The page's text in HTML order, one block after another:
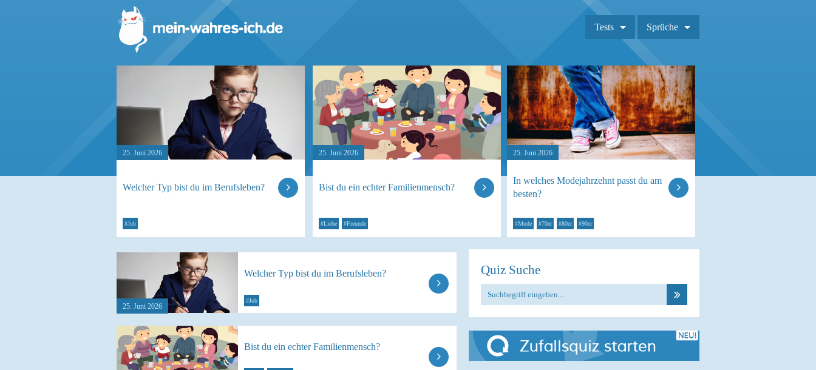
Tests Sprüche
25. Juni 2026
Welcher Typ bist du im Berufsleben?
#Job
25. Juni 2026
Bist du ein echter Familienmensch?
#Liebe #Freunde
25. Juni 2026
In welches Modejahrzehnt passt du am
besten?
#Mode #70er #80er #90er
25. Juni 2026
Welcher Typ bist du im Berufsleben?
#Job
Bist du ein echter Familienmensch?
Quiz Suche